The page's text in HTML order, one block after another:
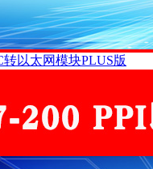
转以太网模块PLUS版